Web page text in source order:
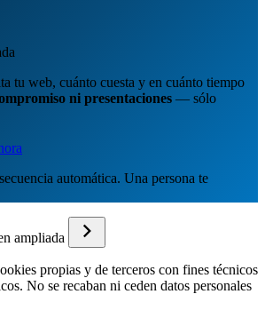
tu web, cuánto cuesta y en cuánto tiempo
ni presentaciones — sólo
automática. Una persona te
propias y de terceros con fines técnicos
No se recaban ni ceden datos personales